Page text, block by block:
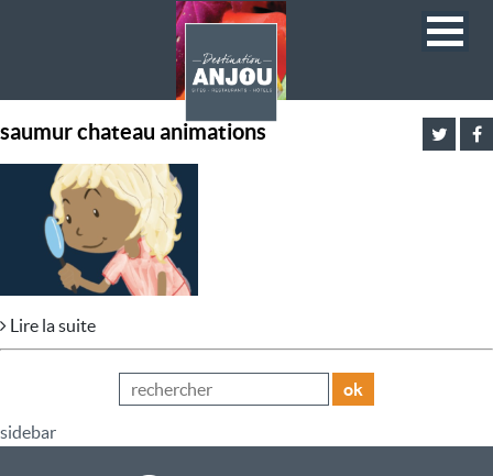
saumur chateau animations
Lire la suite
ok
sidebar